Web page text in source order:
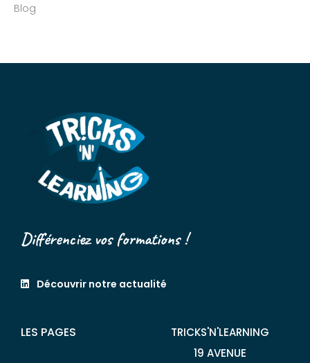
Blog
Différenciez vos formations !
Découvrir notre actualité
LES PAGES
TRICKS'N'LEARNING
19 AVENUE